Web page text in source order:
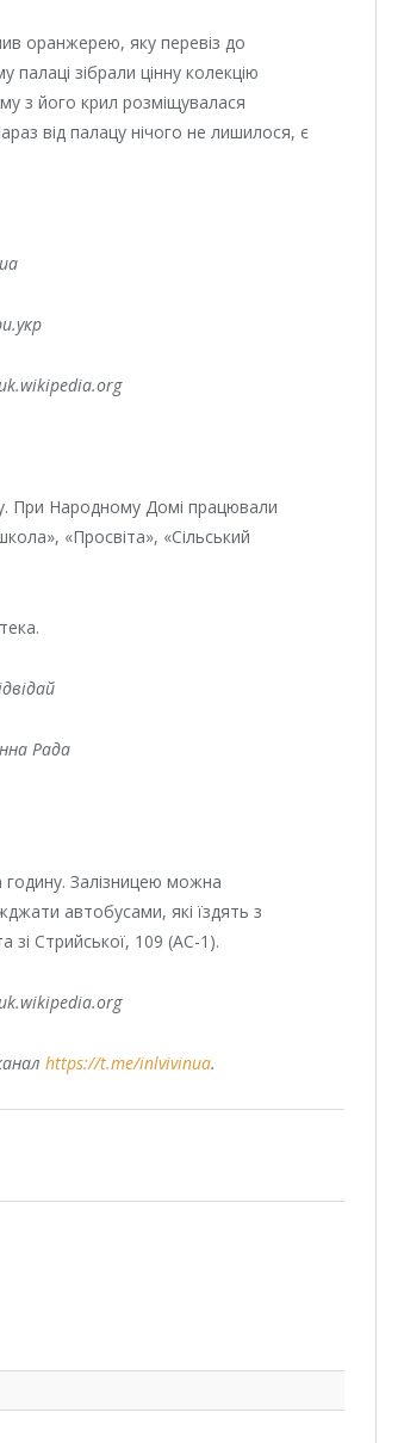
оранжерею, яку перевіз до
зібрали цінну колекцію
з його крил розміщувалася
від палацу нічого не лишилося, є
При Народному Домі працювали
«Просвіта», «Сільський
Рада
Залізницею можна
автобусами, які їздять з
зі Стрийської, 109 (АС-1).
https://t.me/inlvivinua.